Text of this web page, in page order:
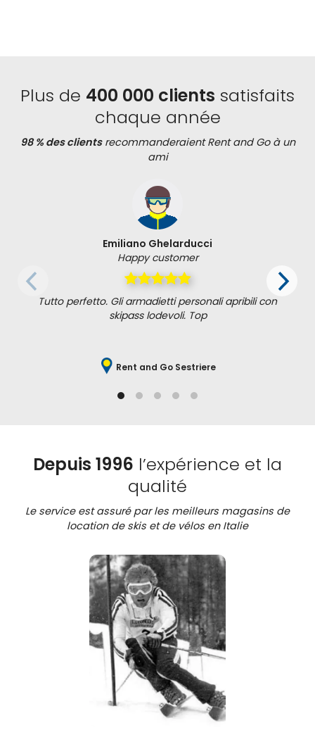
Plus de 400 000 clients satisfaits
chaque année
98 % des clientsrecommanderaient Rent and Go à un
ami
Emiliano Ghelarducci
Happy customer
Tutto perfetto. Gli armadietti personali apribili con
skipass lodevoli. Top
Rent and Go Sestriere
Depuis 1996 l’expérience et la
qualité
Le service est assuré par les meilleurs magasins de
location de skis et de vélos en Italie